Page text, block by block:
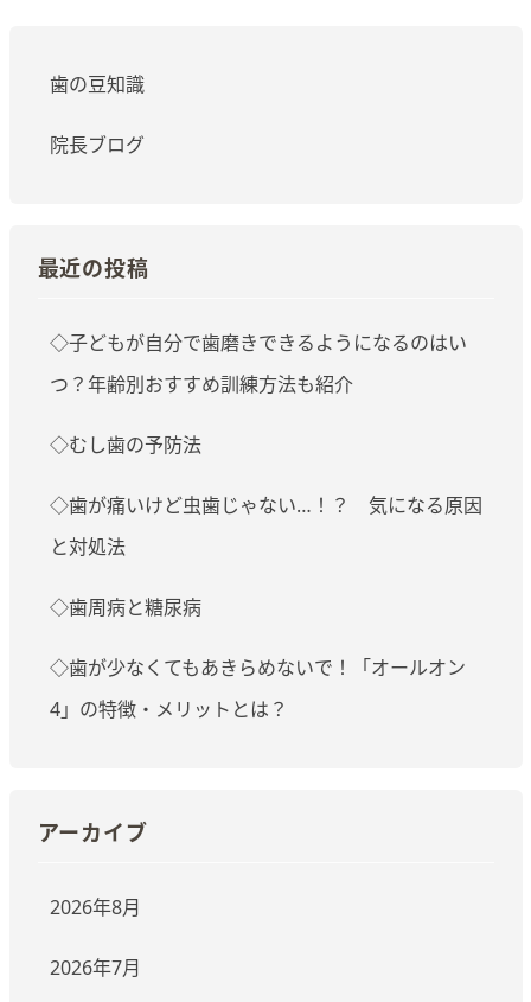
歯の豆知識
院長ブログ
最近の投稿
◇子どもが自分で歯磨きできるようになるのはい
つ？年齢別おすすめ訓練方法も紹介
◇むし歯の予防法
◇歯が痛いけど虫歯じゃない…！？ 気になる原因
と対処法
◇歯周病と糖尿病
◇歯が少なくてもあきらめないで！「オールオン
4」の特徴・メリットとは？
アーカイブ
2026年8月
2026年7月